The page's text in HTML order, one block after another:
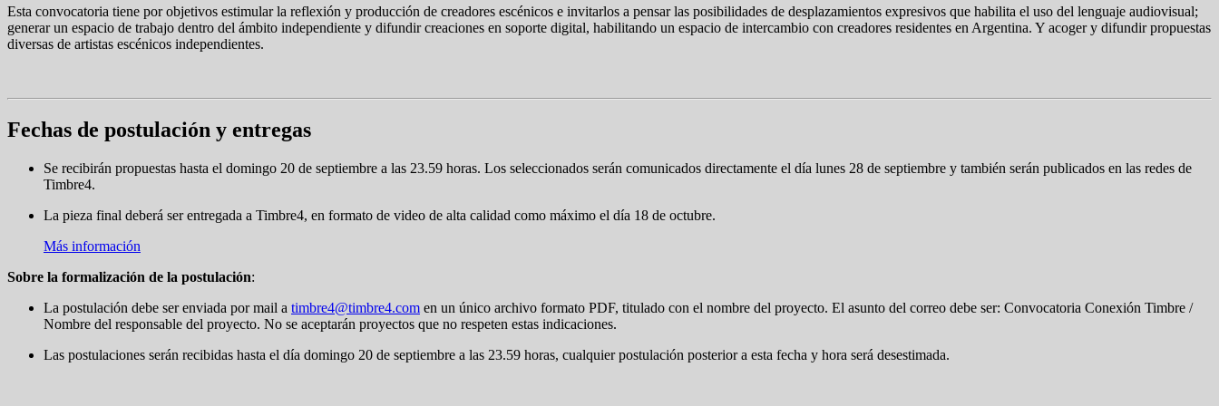
Esta convocatoria tiene por objetivos estimular la reflexión y producción de creadores escénicos e invitarlos a pensar las posibilidades de desplazamientos expresivos que habilita el uso del lenguaje audiovisual;
generar un espacio de trabajo dentro del ámbito independiente y difundir creaciones en soporte digital, habilitando un espacio de intercambio con creadores residentes en Argentina. Y acoger y difundir propuestas
diversas de artistas escénicos independientes.
Fechas de postulación y entregas
Se recibirán propuestas hasta el domingo 20 de septiembre a las 23.59 horas. Los seleccionados serán comunicados directamente el día lunes 28 de septiembre y también serán publicados en las redes de
Timbre4.
La pieza final deberá ser entregada a Timbre4, en formato de video de alta calidad como máximo el día 18 de octubre.
Más información
Sobre la formalización de la postulación:
La postulación debe ser enviada por mail a timbre4@timbre4.com en un único archivo formato PDF, titulado con el nombre del proyecto. El asunto del correo debe ser: Convocatoria Conexión Timbre /
Nombre del responsable del proyecto. No se aceptarán proyectos que no respeten estas indicaciones.
Las postulaciones serán recibidas hasta el día domingo 20 de septiembre a las 23.59 horas, cualquier postulación posterior a esta fecha y hora será desestimada.